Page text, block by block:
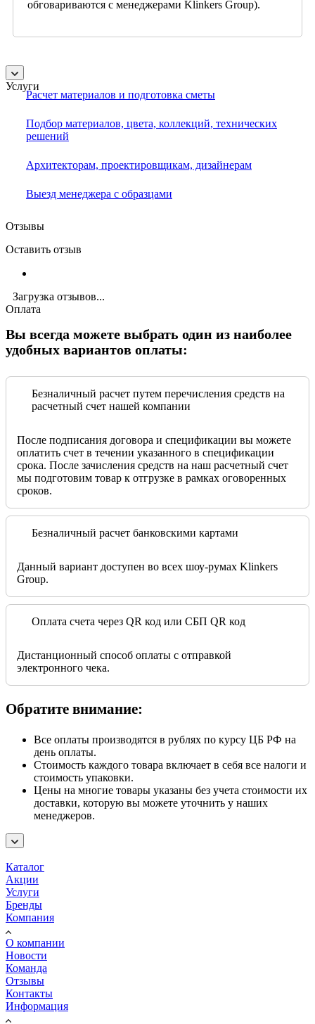
обговариваются с менеджерами Klinkers Group).
Услуги
Расчет материалов и подготовка сметы
Подбор материалов, цвета, коллекций, технических
решений
Архитекторам, проектировщикам, дизайнерам
Выезд менеджера с образцами
Отзывы
Оставить отзыв
Загрузка отзывов...
Оплата
Вы всегда можете выбрать один из наиболее
удобных вариантов оплаты:
Безналичный расчет путем перечисления средств на
расчетный счет нашей компании
После подписания договора и спецификации вы можете
оплатить счет в течении указанного в спецификации
срока. После зачисления средств на наш расчетный счет
мы подготовим товар к отгрузке в рамках оговоренных
сроков.
Безналичный расчет банковскими картами
Данный вариант доступен во всех шоу-румах Klinkers
Group.
Оплата счета через QR код или СБП QR код
Дистанционный способ оплаты с отправкой
электронного чека.
Обратите внимание:
Все оплаты производятся в рублях по курсу ЦБ РФ на
день оплаты.
Стоимость каждого товара включает в себя все налоги и
стоимость упаковки.
Цены на многие товары указаны без учета стоимости их
доставки, которую вы можете уточнить у наших
менеджеров.
Каталог
Акции
Услуги
Бренды
Компания
О компании
Новости
Команда
Отзывы
Контакты
Информация